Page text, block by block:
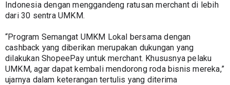
Indonesia dengan menggandeng ratusan merchant di lebih
dari 30 sentra UMKM.
“Program Semangat UMKM Lokal bersama dengan
cashback yang diberikan merupakan dukungan yang
dilakukan ShopeePay untuk merchant. Khususnya pelaku
UMKM, agar dapat kembali mendorong roda bisnis mereka,”
ujarnya dalam keterangan tertulis yang diterima